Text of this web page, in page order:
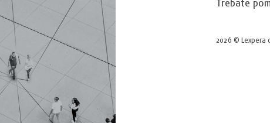
Trebate
2026 © Lexpera